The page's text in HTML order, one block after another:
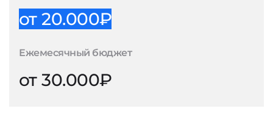
от 20.000₽
Ежемесячный бюджет
от 30.000₽